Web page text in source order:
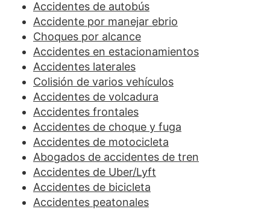
Accidentes de autobús
Accidente por manejar ebrio
Choques por alcance
Accidentes en estacionamientos
Accidentes laterales
Colisión de varios vehículos
Accidentes de volcadura
Accidentes frontales
Accidentes de choque y fuga
Accidentes de motocicleta
Abogados de accidentes de tren
Accidentes de Uber/Lyft
Accidentes de bicicleta
Accidentes peatonales